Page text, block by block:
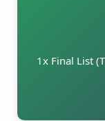
1x Final List